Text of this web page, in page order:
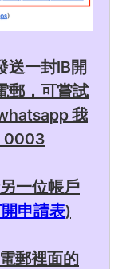
送一封IB開
郵，可嘗試
我
0003
一位帳戶
申請表)
郵裡面的